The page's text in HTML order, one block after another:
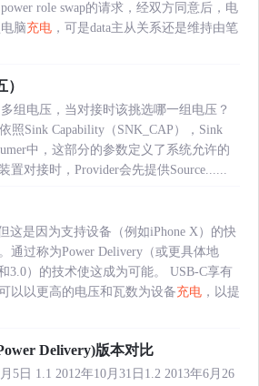
role swap的请求，经双方同意后，电
脑充电 ，可是data主从关系还是维持由笔
组电压，当对接时该挑选哪一组电压？
照Sink Capability（SNK_CAP），Sink
中，这部分的参数定义了系统允许的
置对接时，Provider会先提供Source......
这是因为支持设备（例如iPhone X）的快
通过称为Power Delivery（或更具体地
3.0）的技术使这成为可能。 USB-C享有
以以更高的电压和瓦数为设备充电 ，以提
Delivery)版本对比
5日 1.1 2012年10月31日1.2 2013年6月26